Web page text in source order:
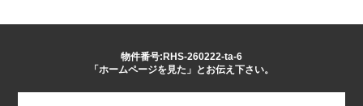
物件番号:RHS-260222-ta-6
「ホームページを見た」とお伝え下さい。